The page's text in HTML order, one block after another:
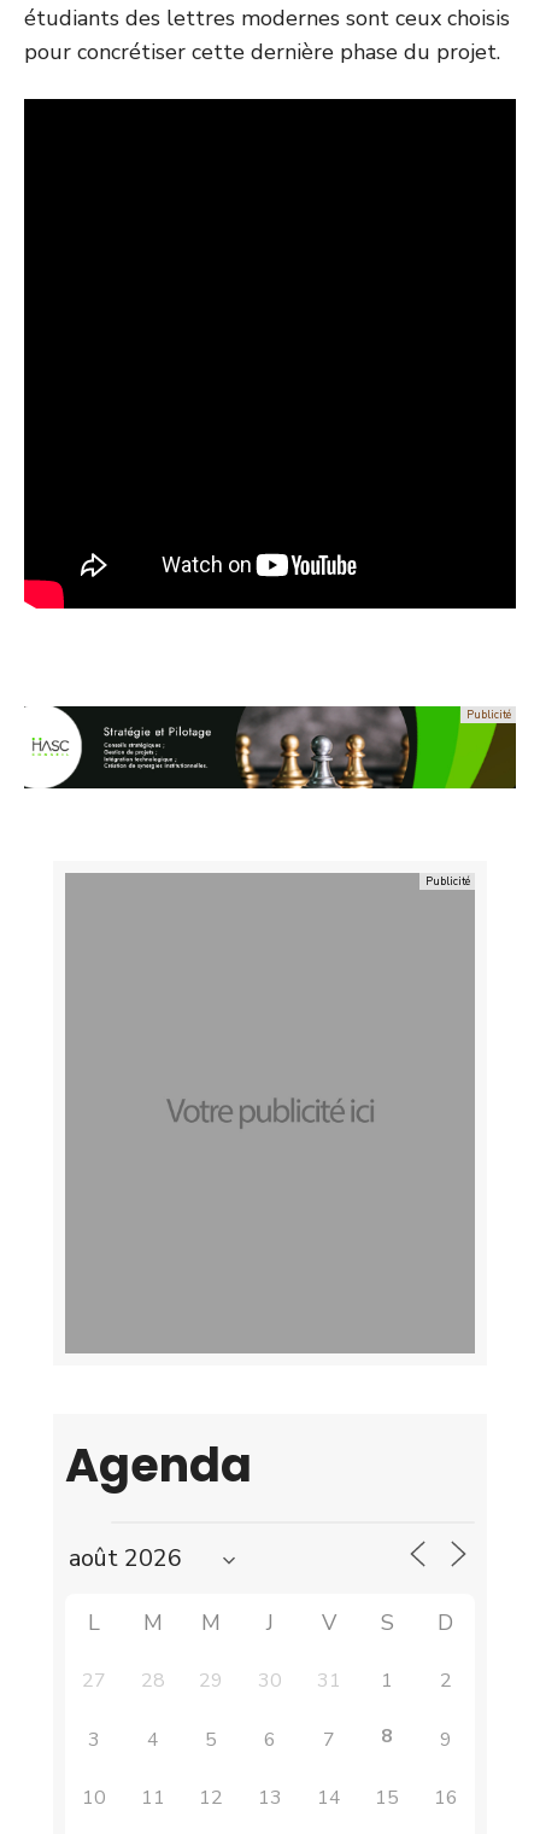
étudiants des lettres modernes sont ceux choisis
pour concrétiser cette dernière phase du projet.
Agenda
L M M J V S D
27 28 29 30 31 1 2
3 4 5 6 7 8 9
10 11 12 13 14 15 16